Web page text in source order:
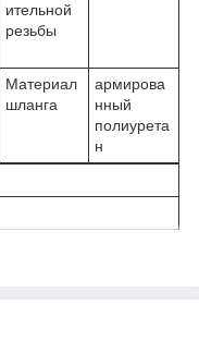
ительной
резьбы
Материал
шланга
армирова
нный
полиурета
н